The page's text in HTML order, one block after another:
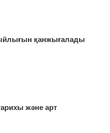
қанжығалады
және арт